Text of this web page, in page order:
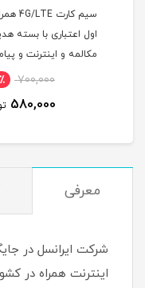
سیم کارت 4G/LTE همراه
اول اعتباری با بسته هدیه
مکالمه و اینترنت و پیامک
700,000 18٪
580,000 تومان
معرفی
شرکت ایرانسل در